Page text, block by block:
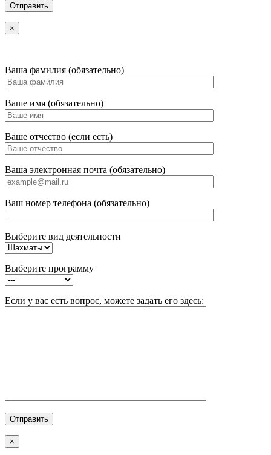
×
Ваша фамилия (обязательно)
Ваше имя (обязательно)
Ваше отчество (если есть)
Ваша электронная почта (обязательно)
Ваш номер телефона (обязательно)
Выберите вид деятельности
Выберите программу
Если у вас есть вопрос, можете задать его здесь:
×